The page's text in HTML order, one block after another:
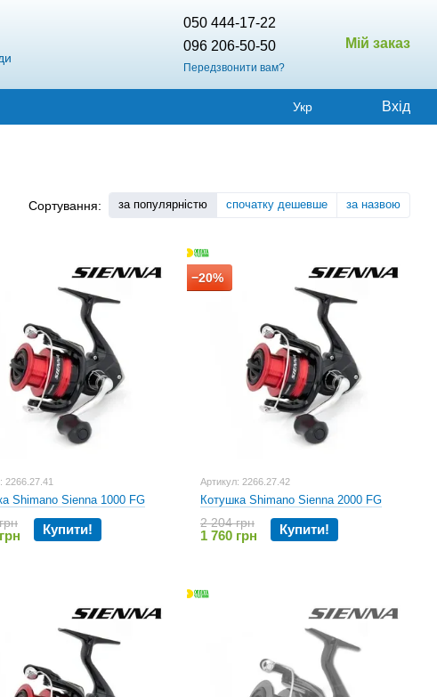
050 444-17-22
096 206-50-50
Передзвонити вам?
Мій заказ
Укр Вхід
Сортування: за популярністю спочатку дешевше за назвою
2266.27.41
Shimano Sienna 1000 FG
Купити!
−20%
Артикул: 2266.27.42
Котушка Shimano Sienna 2000 FG
2 204 грн
1 760 грн Купити!